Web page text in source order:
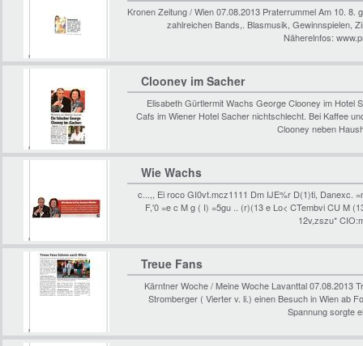
Kronen Zeitung / Wien 07.08.2013 Praterrummel Am 10.
zahlreichen Bands,. Blasmusik, Gewinnspielen,
Näherelnfos:
Clooney im Sacher
Elisabeth Gürtlermit Wachs George Clooney im Hotel
Cafs im Wiener Hotel Sacher nichtschlecht. Bei Kaffee
Clooney neben
Wie Wachs
c...,, Ei roco GI0vt.mcz1111 Dm IJE%r D(1)ti, Danexc.
F,'0 =e c M g ( I) =5gu .. (r)(13 e Lo< CTembvi CU M
12v,zszu*
Treue Fans
Kärntner Woche / Meine Woche Lavanttal 07.08.2013
Stromberger ( Vierter v. li.) einen Besuch in Wien ab
Spannung sorgte